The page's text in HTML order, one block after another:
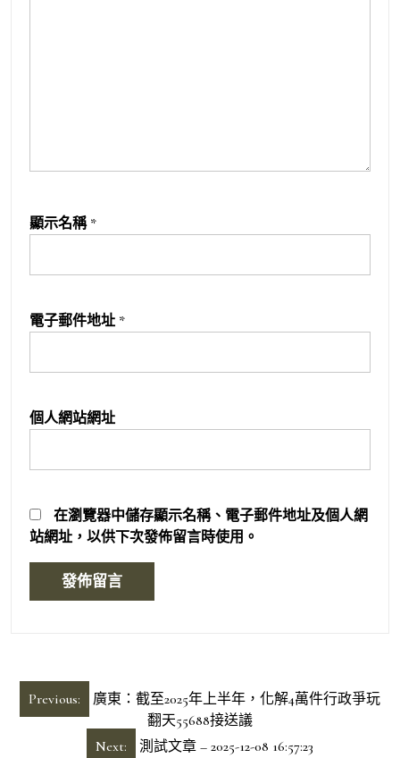
顯示名稱 *
電子郵件地址 *
個人網站網址
在瀏覽器中儲存顯示名稱、電子郵件地址及個人網
站網址，以供下次發佈留言時使用。
文
章
Previous:
廣東：截至2025年上半年，化解4萬件行政爭玩
翻天55688接送議
Next:
測試文章 – 2025-12-08 16:57:23